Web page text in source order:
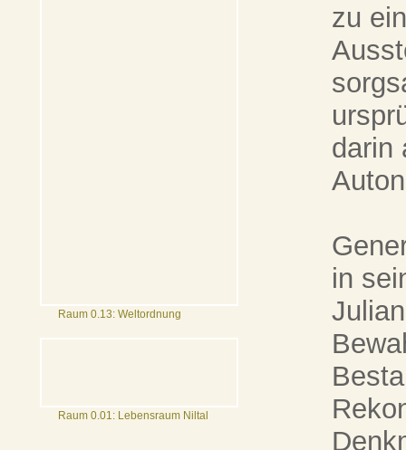
Raum 0.13: Weltordnung
Raum 0.01: Lebensraum Niltal
zu
darin
in